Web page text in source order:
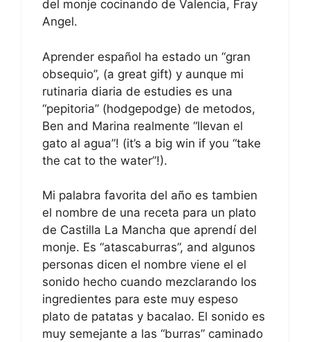
del monje cocinando de Valencia, Fray
Angel.
Aprender español ha estado un “gran
obsequio”, (a great gift) y aunque mi
rutinaria diaria de estudies es una
“pepitoria” (hodgepodge) de metodos,
Ben and Marina realmente “llevan el
gato al agua”! (it’s a big win if you “take
the cat to the water”!).
Mi palabra favorita del año es tambien
el nombre de una receta para un plato
de Castilla La Mancha que aprendí del
monje. Es “atascaburras”, and algunos
personas dicen el nombre viene el el
sonido hecho cuando mezclarando los
ingredientes para este muy espeso
plato de patatas y bacalao. El sonido es
muy semejante a las “burras” caminado